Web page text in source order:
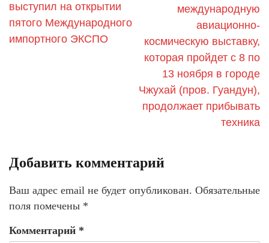
выступил на открытии
пятого Международного
импортного ЭКСПО
международную
авиационно-
космическую выставку,
которая пройдет с 8 по
13 ноября в городе
Чжухай (пров. Гуандун),
продолжает прибывать
техника
Добавить комментарий
Ваш адрес email не будет опубликован. Обязательные
поля помечены *
Комментарий *